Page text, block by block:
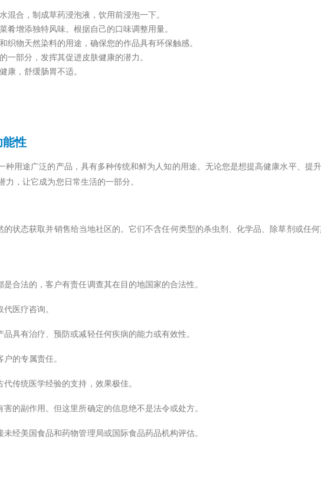
混合，制成草药浸泡液，饮用前浸泡一下。
肴增添独特风味。根据自己的口味调整用量。
织物天然染料的用途，确保您的作品具有环保触感。
一部分，发挥其促进皮肤健康的潜力。
康，舒缓肠胃不适。
性
种用途广泛的产品，具有多种传统和鲜为人知的用途。无论您是想提高健康水平、提
，让它成为您日常生活的一部分。
的状态获取并销售给当地社区的。它们不含任何类型的杀虫剂、化学品、除草剂或任何
合法的，客户有责任调查其在目的地国家的合法性。
医疗咨询。
具有治疗、预防或减轻任何疾病的能力或有效性。
的专属责任。
传统医学经验的支持，效果极佳。
的副作用。但这里所确定的信息绝不是法令或处方。
经美国食品和药物管理局或国际食品药品机构评估。